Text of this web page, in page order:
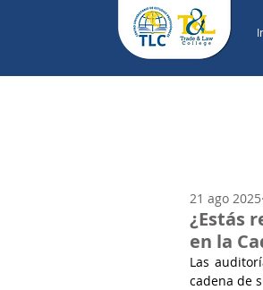
¿Estás
en la
21 ago 2025
Las
cadena de